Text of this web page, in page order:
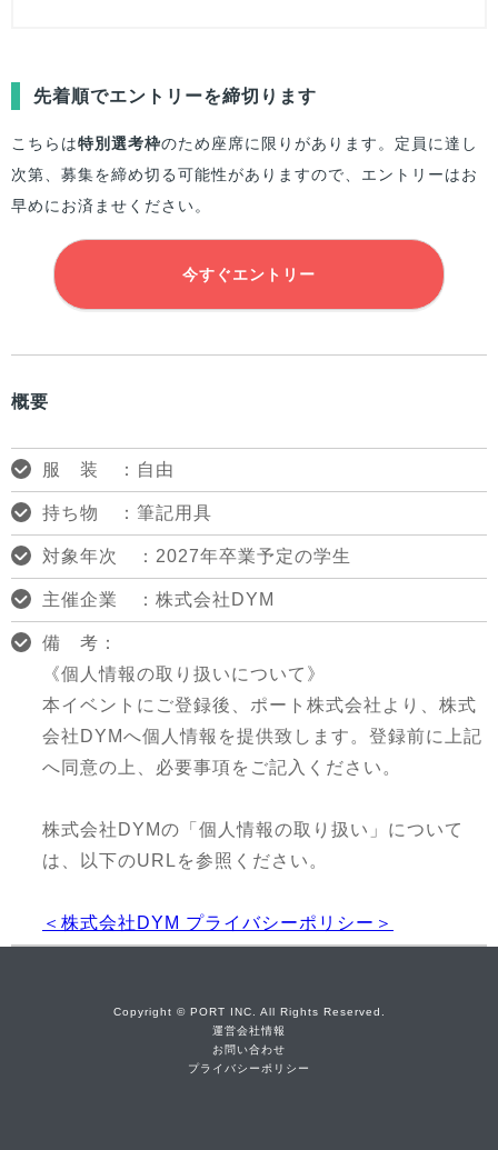
先着順でエントリーを締切ります
こちらは特別選考枠のため座席に限りがあります。定員に達し
次第、募集を締め切る可能性がありますので、エントリーはお
早めにお済ませください。
今すぐエントリー
概要
服 装 ：自由
持ち物 ：筆記用具
対象年次 ：2027年卒業予定の学生
主催企業 ：株式会社DYM
備 考：
《個人情報の取り扱いについて》
本イベントにご登録後、ポート株式会社より、株式
会社DYMへ個人情報を提供致します。登録前に上記
へ同意の上、必要事項をご記入ください。
株式会社DYMの「個人情報の取り扱い」について
は、以下のURLを参照ください。
＜株式会社DYM プライバシーポリシー＞
Copyright © PORT INC. All Rights Reserved.
運営会社情報
お問い合わせ
プライバシーポリシー